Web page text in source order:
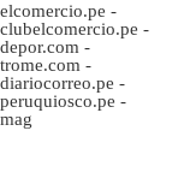
elcomercio.pe -
clubelcomercio.pe -
depor.com -
trome.com -
diariocorreo.pe -
peruquiosco.pe -
mag